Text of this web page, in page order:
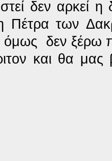
δεν αρκεί
η Πέτρα των
δεν ξέρω
και θα